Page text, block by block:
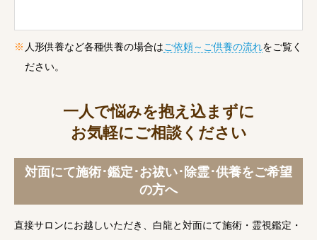
人形供養など各種供養の場合は ご依頼～ご供養の流れをご覧く
ださい。
一人で悩みを抱え込まずに
お気軽にご相談ください
対面にて施術･鑑定･お祓い･除霊･供養をご希望
の方へ
直接サロンにお越しいただき、白龍と対面にて施術・霊視鑑定・